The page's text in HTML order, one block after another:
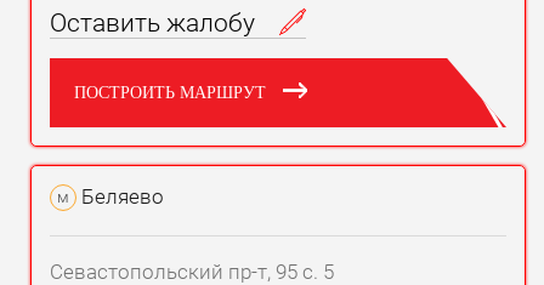
Оставить жалобу
ПОСТРОИТЬ МАРШРУТ
м Беляево
Севастопольский пр-т, 95 с. 5